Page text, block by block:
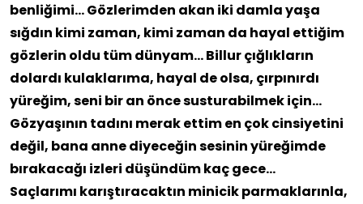
benliğimi… Gözlerimden akan iki damla yaşa
sığdın kimi zaman, kimi zaman da hayal ettiğim
gözlerin oldu tüm dünyam…Billur çığlıkların
dolardı kulaklarıma, hayal de olsa, çırpınırdı
yüreğim, seni bir an önce susturabilmek için…
Gözyaşının tadını merak ettim en çokcinsiyetini
değil, bana anne diyeceğin sesinin yüreğimde
bırakacağı izleri düşündüm kaç gece…
Saçlarımı karıştıracaktın minicik parmaklarınla,